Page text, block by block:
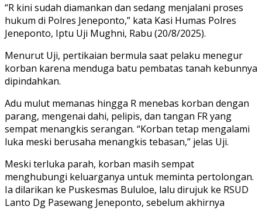
“R kini sudah diamankan dan sedang menjalani proses
hukum di Polres Jeneponto,” kata Kasi Humas Polres
Jeneponto, Iptu Uji Mughni, Rabu (20/8/2025).
Menurut Uji, pertikaian bermula saat pelaku menegur
korban karena menduga batu pembatas tanah kebunnya
dipindahkan.
Adu mulut memanas hingga R menebas korban dengan
parang, mengenai dahi, pelipis, dan tangan FR yang
sempat menangkis serangan. “Korban tetap mengalami
luka meski berusaha menangkis tebasan,” jelas Uji.
Meski terluka parah, korban masih sempat
menghubungi keluarganya untuk meminta pertolongan.
Ia dilarikan ke Puskesmas Bululoe, lalu dirujuk ke RSUD
Lanto Dg Pasewang Jeneponto, sebelum akhirnya